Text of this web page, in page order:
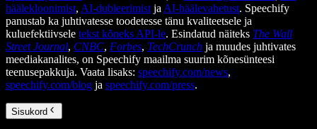
häälekloonimist, AI-dubleerimist ja AI-häälevahetust. Speechify
panustab ka juhtivatesse toodetesse tänu kvaliteetsele ja
kuluefektiivsele tekst kõneks API-le. Esindatud näiteks The Wall
Street Journal, CNBC, Forbes, TechCrunch ja muudes juhtivates
meediakanalites, on Speechify maailma suurim kõnesünteesi
teenusepakkuja. Vaata lisaks: speechify.com/news,
speechify.com/blog ja speechify.com/press.
Sisukord